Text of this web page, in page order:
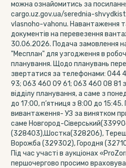
можна ознайомитись за
cargo.uz.gov.ua/serednia-
vlasnoho-vahonu. Навантаження
документів на перевезення
30.06.2026. Подача замовлення
"Месплан" для узгодження в
планування. Щодо планувань
звертатися за телефонами: 044
93; 063 460 09 61; 063 460 08 81
відділу планування, а саме з
до 17:00, п’ятниця з 8:00 до
вивантаження- УЗ за винятком
саме Новгород-
(328403),Шостка(328206),
Ворожба (329302), Городня
Під час участі в аукціонах
першочергово просимо